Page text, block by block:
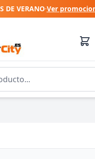
DE VERANO·Ver